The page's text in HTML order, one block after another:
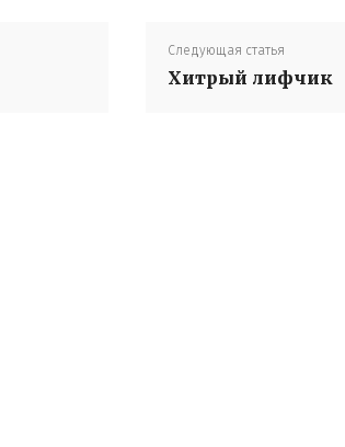
Следующая статья
Хитрый лифчик